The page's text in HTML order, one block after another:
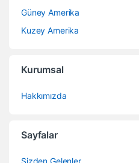
Güney Amerika
Kuzey Amerika
Kurumsal
Hakkımızda
Sayfalar
Sizden Gelenler